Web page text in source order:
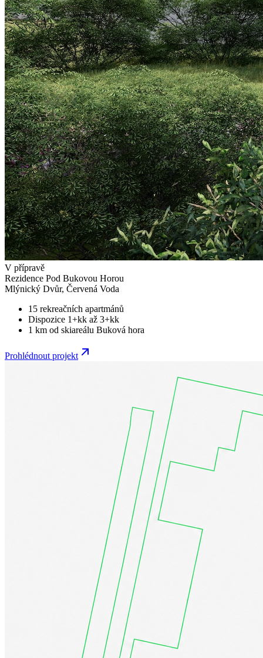
V přípravě
Rezidence Pod Bukovou Horou
Mlýnický Dvůr, Červená Voda
15 rekreačních apartmánů
Dispozice 1+kk až 3+kk
1 km od skiareálu Buková hora
Prohlédnout projekt